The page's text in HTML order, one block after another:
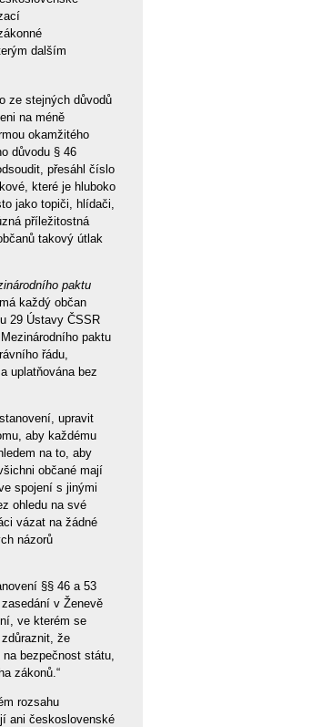
dalším
ze stejných důvodů
na méně
okamžitého
důvodu § 46
přesáhl číslo
které je hluboko
jako topiči, hlídači,
příležitostná
takový útlak
paktu
každý občan
29 Ústavy ČSSR
paktu
řádu,
uplatňována bez
upravit
aby každému
na to, aby
občané mají
spojení s jinými
ohledu na své
vázat na žádné
názorů
§§ 46 a 53
v Ženevě
ve kterém se
že
bezpečnost státu,
zákonů.“
rozsahu
ani československé